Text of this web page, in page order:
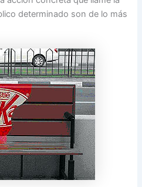
determinado son de lo más